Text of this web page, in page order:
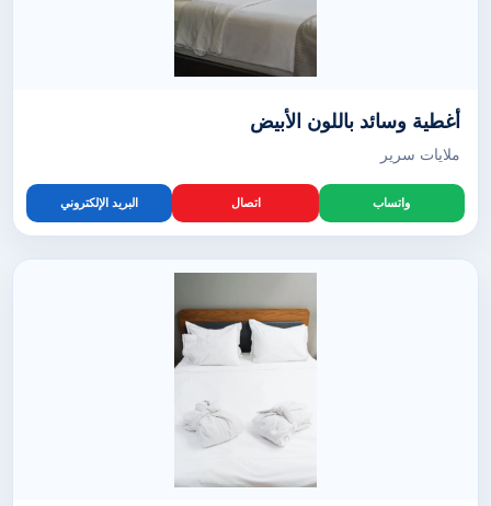
أغطية وسائد باللون الأبيض
ملايات سرير
واتساب اتصال البريد الإلكتروني